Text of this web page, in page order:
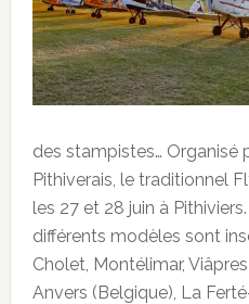
des stampistes… Organisé
Pithiverais, le traditionnel
les 27 et 28 juin à
différents modèles sont
Cholet, Montélimar,
Anvers (Belgique), La